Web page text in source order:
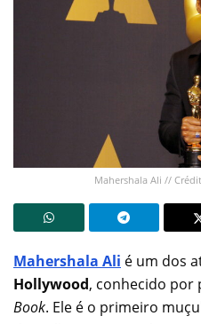
Mahershala Ali //
Mahershala Ali é um dos
Hollywood, conhecido por
Book. Ele é o primeiro